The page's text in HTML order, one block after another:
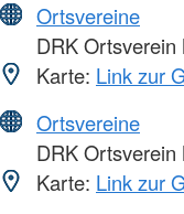
Ortsvereine
DRK Ortsverein
Karte: Link zur
Ortsvereine
DRK Ortsverein
Karte: Link zur